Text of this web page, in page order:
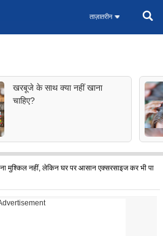
ताज़ातरीन
खरबूजे के साथ क्या नहीं खाना
चाहिए?
मुश्किल नहीं, लेकिन घर पर आसान एक्सरसाइज कर भी पा